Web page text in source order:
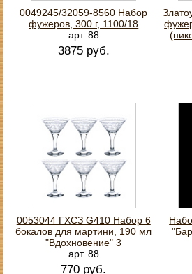
0049245/32059-8560 Набор
фужеров, 300 г, 1100/18
арт. 88
3875 руб.
0053044 ГХСЗ G410 Набор 6
бокалов для мартини, 190 мл
"Вдохновение" 3
арт. 88
770 руб.